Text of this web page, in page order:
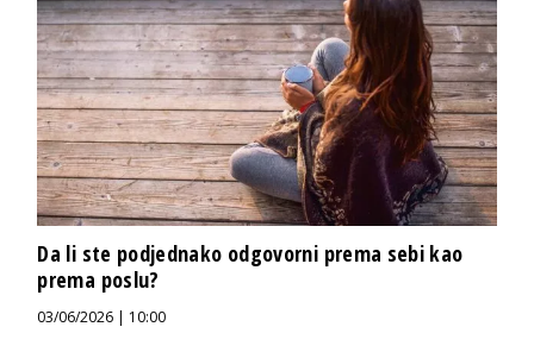
Da li ste podjednako odgovorni prema sebi kao
prema poslu?
03/06/2026 | 10:00